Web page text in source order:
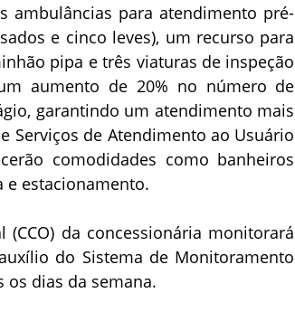
ambulâncias para atendimento pré-
e cinco leves), um recurso para
pipa e três viaturas de inspeção
aumento de 20% no número de
garantindo um atendimento mais
Serviços de Atendimento ao Usuário
comodidades como banheiros
e estacionamento.
da concessionária monitorará
do Sistema de Monitoramento
os dias da semana.